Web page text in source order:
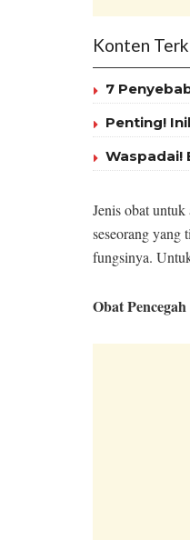
Konten
7
Penting!
Waspadai!
Jenis obat
seseorang yang
fungsinya.
Obat